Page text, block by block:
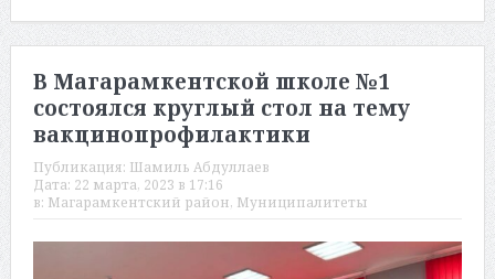
В Магарамкентской школе №1
состоялся круглый стол на тему
вакцинопрофилактики
Публикация: Шамиль Абдуллаев
Дата: 22 марта, 2023 в 17:16
в: Магарамкентский район, Муниципалитеты